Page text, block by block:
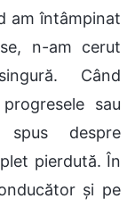
am întâmpinat
n-am cerut
Când
sau
despre
pierdută. În
și pe